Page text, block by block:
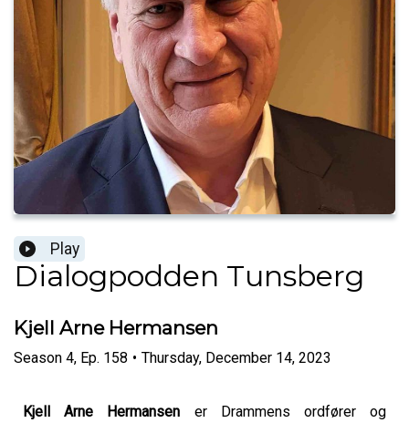
Play
Dialogpodden Tunsberg
Kjell Arne Hermansen
Season 4, Ep. 158 • Thursday, December 14, 2023
Kjell Arne Hermansen er Drammens ordfører og